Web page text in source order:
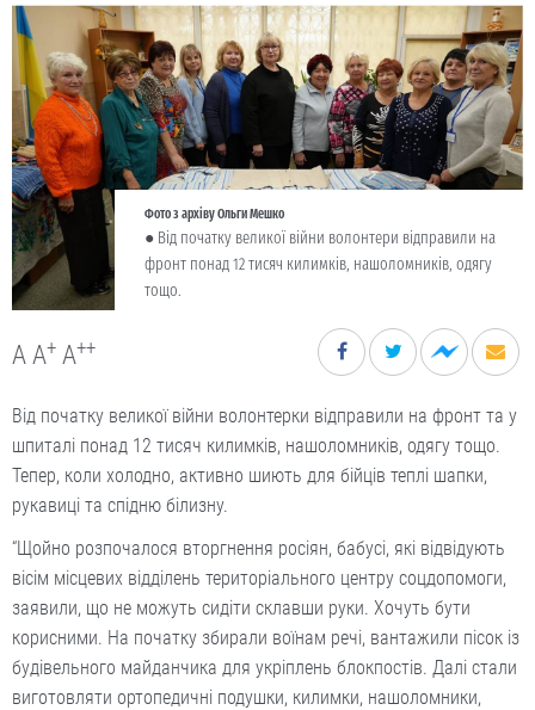
Фото з архіву Ольги Мешко
● Від початку великої війни волонтери відправили на
фронт понад 12 тисяч килимків, нашоломників, одягу
тощо.
A A+ A++
Від початку великої війни волонтерки відправили на фронт та у
шпиталі понад 12 тисяч килимків, нашоломників, одягу тощо.
Тепер, коли холодно, активно шиють для бійців теплі шапки,
рукавиці та спідню білизну.
“Щойно розпочалося вторгнення росіян, бабусі, які відвідують
вісім місцевих відділень територіального центру соцдопомоги,
заявили, що не можуть сидіти склавши руки. Хочуть бути
корисними. На початку збирали воїнам речі, вантажили пісок із
будівельного майданчика для укріплень блокпостів. Далі стали
виготовляти ортопедичні подушки, килимки, нашоломники,